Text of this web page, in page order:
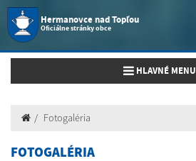
Hermanovce nad Topľou
Oficiálne stránky obce
Toggle navigation
HLAVNÉ MENU
Fotogaléria
FOTOGALÉRIA